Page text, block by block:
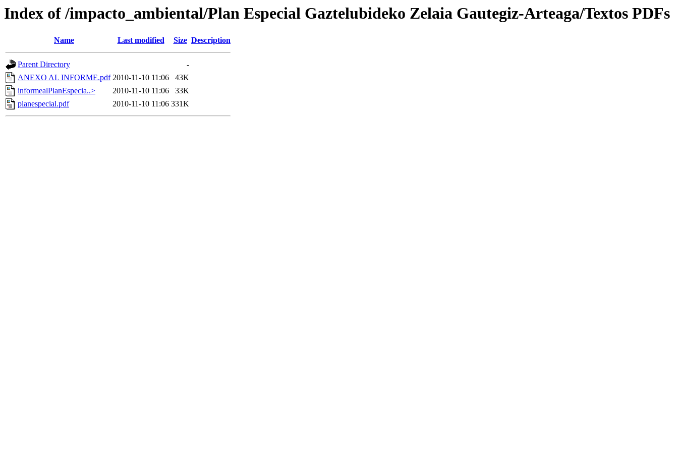
Index of /impacto_ambiental/Plan Especial Gaztelubideko Zelaia Gautegiz-Arteaga/Textos PDFs
Name Last modified Size Description
Parent Directory
-
ANEXO AL INFORME.pdf 2010-11-10 11:06
43K
informealPlanEspecia..>
2010-11-10 11:06
33K
planespecial.pdf
2010-11-10 11:06 331K